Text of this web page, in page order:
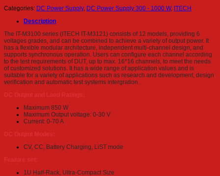
Categories: DC Power Supply, DC Power Supply 300 - 1000 W, ITECH
Description
The IT-M3100 series (ITECH IT-M3121) consists of 12 models, providing 6
voltages grades, and can be combined to achieve a variety of output power. It
has a flexible modular architecture, independent multi-channel design, and
supports synchronous operation. Users can configure each channel according
to the test requirements of DUT, up to max. 16*16 channels, to meet the needs
of customized solutions. It has a wide range of application values and is
suitable for a variety of applications such as research and development, design
verification and automatic test systems intergration.
Maximum 850 W
Maximum Output voltage: 0-30 V
Current: 0-70 A
CV, CC, Battery Charging, LiST mode
1U Half-Rack, Ultra-Compact Size